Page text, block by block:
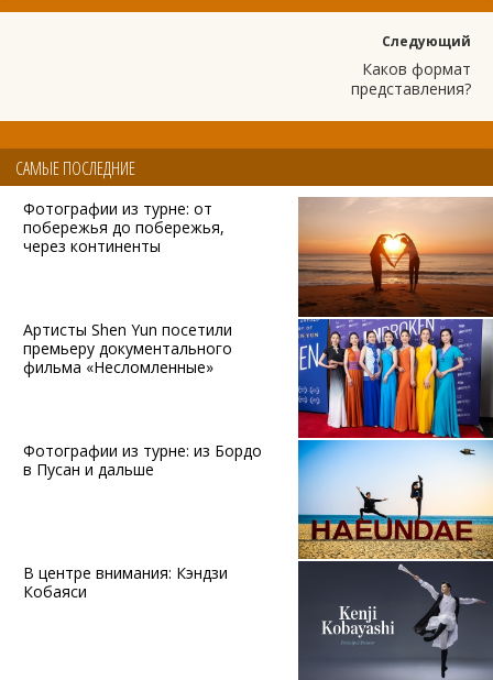
Следующий
Каков формат
представления?
САМЫЕ ПОСЛЕДНИЕ
Фотографии из турне: от
побережья до побережья,
через континенты
Артисты Shen Yun посетили
премьеру документального
фильма «Несломленные»
Фотографии из турне: из Бордо
в Пусан и дальше
В центре внимания: Кэндзи
Кобаяси